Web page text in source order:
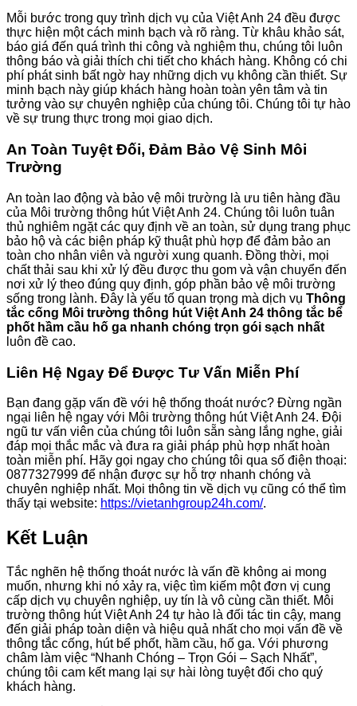
Mỗi bước trong quy trình dịch vụ của Việt Anh 24 đều được
thực hiện một cách minh bạch và rõ ràng. Từ khâu khảo sát,
báo giá đến quá trình thi công và nghiệm thu, chúng tôi luôn
thông báo và giải thích chi tiết cho khách hàng. Không có chi
phí phát sinh bất ngờ hay những dịch vụ không cần thiết. Sự
minh bạch này giúp khách hàng hoàn toàn yên tâm và tin
tưởng vào sự chuyên nghiệp của chúng tôi. Chúng tôi tự hào
về sự trung thực trong mọi giao dịch.
An Toàn Tuyệt Đối, Đảm Bảo Vệ Sinh Môi
Trường
An toàn lao động và bảo vệ môi trường là ưu tiên hàng đầu
của Môi trường thông hút Việt Anh 24. Chúng tôi luôn tuân
thủ nghiêm ngặt các quy định về an toàn, sử dụng trang phục
bảo hộ và các biện pháp kỹ thuật phù hợp để đảm bảo an
toàn cho nhân viên và người xung quanh. Đồng thời, mọi
chất thải sau khi xử lý đều được thu gom và vận chuyển đến
nơi xử lý theo đúng quy định, góp phần bảo vệ môi trường
sống trong lành. Đây là yếu tố quan trọng mà dịch vụ Thông
tắc cống Môi trường thông hút Việt Anh 24 thông tắc bể
phốt hầm cầu hố ga nhanh chóng trọn gói sạch nhất
luôn đề cao.
Liên Hệ Ngay Để Được Tư Vấn Miễn Phí
Bạn đang gặp vấn đề với hệ thống thoát nước? Đừng ngần
ngại liên hệ ngay với Môi trường thông hút Việt Anh 24. Đội
ngũ tư vấn viên của chúng tôi luôn sẵn sàng lắng nghe, giải
đáp mọi thắc mắc và đưa ra giải pháp phù hợp nhất hoàn
toàn miễn phí. Hãy gọi ngay cho chúng tôi qua số điện thoại:
0877327999 để nhận được sự hỗ trợ nhanh chóng và
chuyên nghiệp nhất. Mọi thông tin về dịch vụ cũng có thể tìm
thấy tại website: https://vietanhgroup24h.com/.
Kết Luận
Tắc nghẽn hệ thống thoát nước là vấn đề không ai mong
muốn, nhưng khi nó xảy ra, việc tìm kiếm một đơn vị cung
cấp dịch vụ chuyên nghiệp, uy tín là vô cùng cần thiết. Môi
trường thông hút Việt Anh 24 tự hào là đối tác tin cậy, mang
đến giải pháp toàn diện và hiệu quả nhất cho mọi vấn đề về
thông tắc cống, hút bể phốt, hầm cầu, hố ga. Với phương
châm làm việc “Nhanh Chóng – Trọn Gói – Sạch Nhất”,
chúng tôi cam kết mang lại sự hài lòng tuyệt đối cho quý
khách hàng.